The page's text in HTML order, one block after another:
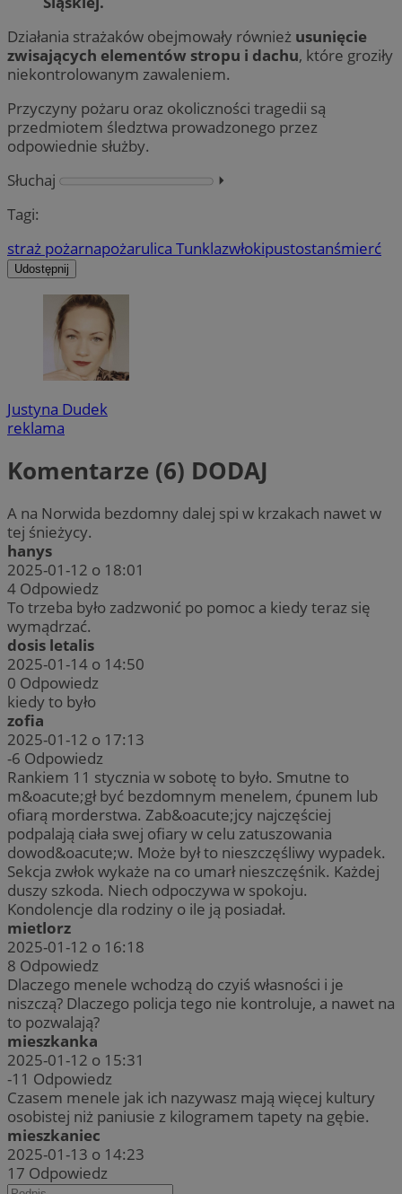
Działania strażaków obejmowały również usunięcie
zwisających elementów stropu i dachu, które groziły
niekontrolowanym zawaleniem.
Przyczyny pożaru oraz okoliczności tragedii są
przedmiotem śledztwa prowadzonego przez
odpowiednie służby.
Słuchaj
⏵︎
Tagi:
straż pożarnapożarulica Tunklazwłokipustostanśmierć
Udostępnij
Justyna Dudek
reklama
Komentarze (6) DODAJ
A na Norwida bezdomny dalej spi w krzakach nawet w
tej śnieżycy.
hanys
2025-01-12 o 18:01
4 Odpowiedz
To trzeba było zadzwonić po pomoc a kiedy teraz się
wymądrzać.
dosis letalis
2025-01-14 o 14:50
0 Odpowiedz
kiedy to było
zofia
2025-01-12 o 17:13
-6 Odpowiedz
Rankiem 11 stycznia w sobotę to było. Smutne to
m&oacute;gł być bezdomnym menelem, ćpunem lub
ofiarą morderstwa. Zab&oacute;jcy najczęściej
podpalają ciała swej ofiary w celu zatuszowania
dowod&oacute;w. Może był to nieszczęśliwy wypadek.
Sekcja zwłok wykaże na co umarł nieszczęśnik. Każdej
duszy szkoda. Niech odpoczywa w spokoju.
Kondolencje dla rodziny o ile ją posiadał.
mietlorz
2025-01-12 o 16:18
8 Odpowiedz
Dlaczego menele wchodzą do czyiś własności i je
niszczą? Dlaczego policja tego nie kontroluje, a nawet na
to pozwalają?
mieszkanka
2025-01-12 o 15:31
-11 Odpowiedz
Czasem menele jak ich nazywasz mają więcej kultury
osobistej niż paniusie z kilogramem tapety na gębie.
mieszkaniec
2025-01-13 o 14:23
17 Odpowiedz